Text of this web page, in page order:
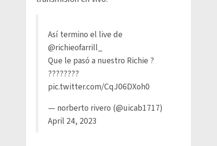
Así termino el live de
@richieofarrill_
Que le pasó a nuestro Richie ?
????????
pic.twitter.com/CqJ06DXoh0
— norberto rivero (@uicab1717)
April 24, 2023